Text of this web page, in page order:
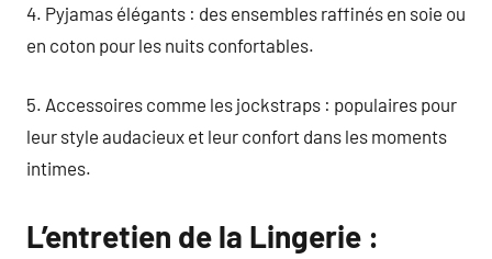
4. Pyjamas élégants : des ensembles raffinés en soie ou
en coton pour les nuits confortables.
5. Accessoires comme les jockstraps : populaires pour
leur style audacieux et leur confort dans les moments
intimes.
L’entretien de la Lingerie :